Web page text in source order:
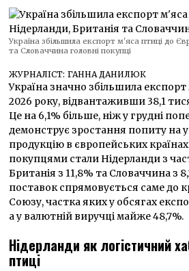
Україна збільшила експорт м'яса птиці до
та Словаччина головні покупці
ЖУРНАЛІСТ: ГАННА ДАНИЛЮК
Україна значно збільшила експорт
2026 року, відвантаживши 38,1
Це на 6,1% більше, ніж у грудні
демонструє зростання попиту на
продукцію в європейських
покупцями стали Нідерланди з
Британія з 11,8% та Словаччина з
поставок спрямовується саме до
Союзу, частка яких у обсягах
а у валютній виручці майже 48,7%.
Нідерланди як логістичний
птиці